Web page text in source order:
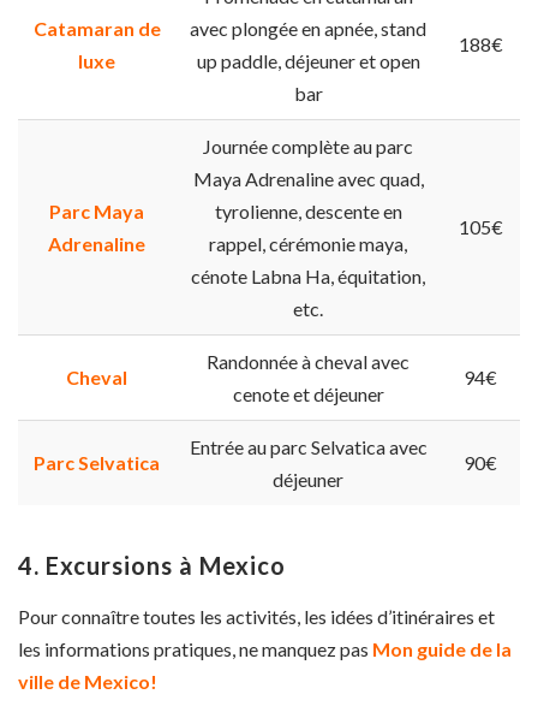
Catamaran de
luxe
avec plongée en apnée, stand
up paddle, déjeuner et open
bar
188€
Parc Maya
Adrenaline
Journée complète au parc
Maya Adrenaline avec quad,
tyrolienne, descente en
rappel, cérémonie maya,
cénote Labna Ha, équitation,
etc.
105€
Cheval
Randonnée à cheval avec
cenote et déjeuner
94€
Parc Selvatica
Entrée au parc Selvatica avec
déjeuner
90€
4. Excursions à Mexico
Pour connaître toutes les activités, les idées d’itinéraires et
les informations pratiques, ne manquez pas Mon guide de la
ville de Mexico!